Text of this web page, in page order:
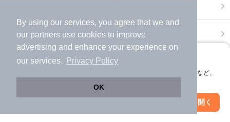
By using our services, you agree that we and
our partners use cookies to improve
advertising and enhance your experience on
our services.
Privacy Policy
OK
アプリに切り替えて、サクサクお部屋探し
会員登録なしですぐ使える。マップ検索やお気に入り保存など、
アプリを開く
絞り込み条件を変更
住宅ローン カードローン
不動産会社情報